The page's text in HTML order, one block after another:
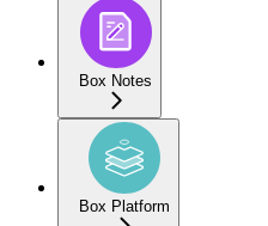
Box Notes
Box Platform